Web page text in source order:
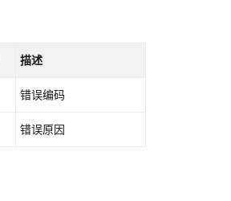
描述
错误编码
错误原因